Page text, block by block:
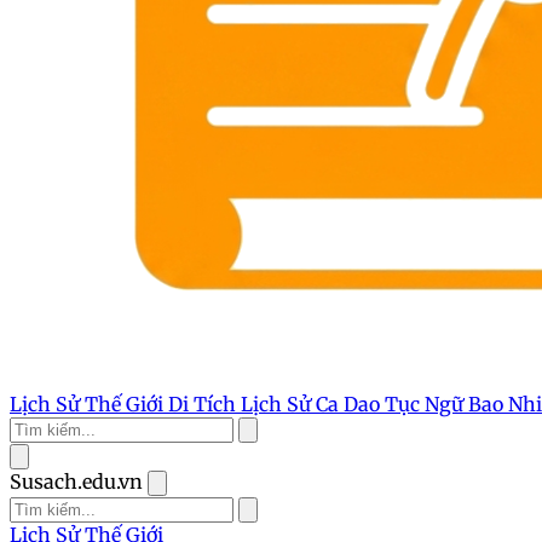
Lịch Sử Thế Giới Di Tích Lịch SửCa Dao Tục NgữBao
Susach.edu.vn
Lịch Sử Thế Giới